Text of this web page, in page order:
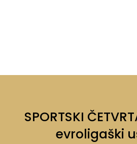
SPORTSKI
evroligaški